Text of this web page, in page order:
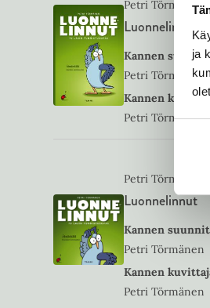
ja
Petri Törmänen
Luonnelinnut
Kannen
Petri Törmänen
Kannen kuvittaja
Petri Törmänen
Petri Törmänen
Luonnelinnut
Kannen
Petri Törmänen
Kannen
Petri Törmänen